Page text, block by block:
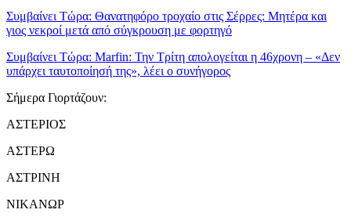
Συμβαίνει Τώρα: Θανατηφόρο τροχαίο στις Σέρρες: Μητέρα και
γιος νεκροί μετά από σύγκρουση με φορτηγό
Συμβαίνει Τώρα: Marfin: Την Τρίτη απολογείται η 46χρονη – «Δεν
υπάρχει ταυτοποίησή της», λέει ο συνήγορος
Σήμερα Γιορτάζουν:
ΑΣΤΕΡΙΟΣ
ΑΣΤΕΡΩ
ΑΣΤΡΙΝΗ
ΝΙΚΑΝΩΡ